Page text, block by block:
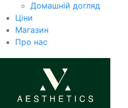
Домашній догляд
Ціни
Магазин
Про нас